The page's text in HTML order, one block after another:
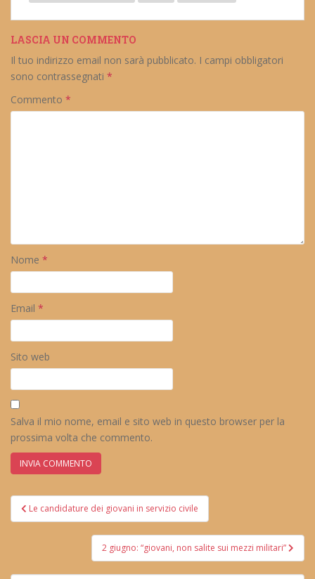
LASCIA UN COMMENTO
Il tuo indirizzo email non sarà pubblicato. I campi obbligatori
sono contrassegnati *
Commento *
Nome *
Email *
Sito web
Salva il mio nome, email e sito web in questo browser per la
prossima volta che commento.
Navigazione
articoli
Le candidature dei giovani in servizio civile
2 giugno: “giovani, non salite sui mezzi militari”